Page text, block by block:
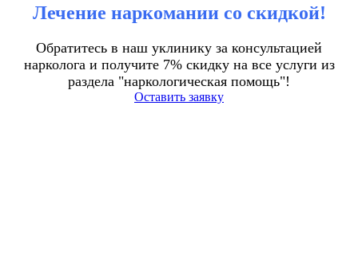
Лечение наркомании со скидкой!
Обратитесь в наш уклинику за консультацией
нарколога и получите 7% скидку на все услуги из
раздела "наркологическая помощь"!
Оставить заявку